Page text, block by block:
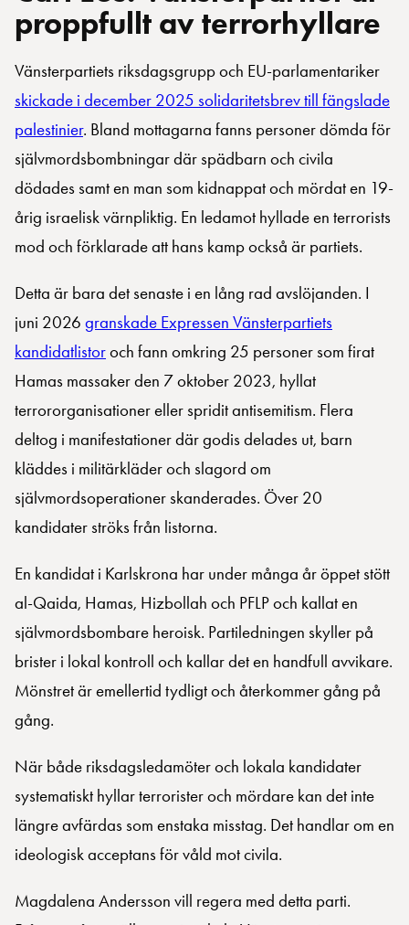
proppfullt av terrorhyllare
Vänsterpartiets riksdagsgrupp och EU-parlamentariker
skickade i december 2025 solidaritetsbrev till fängslade
palestinier. Bland mottagarna fanns personer dömda för
självmordsbombningar där spädbarn och civila
dödades samt en man som kidnappat och mördat en 19-
årig israelisk värnpliktig. En ledamot hyllade en terrorists
mod och förklarade att hans kamp också är partiets.
Detta är bara det senaste i en lång rad avslöjanden. I
juni 2026 granskade Expressen Vänsterpartiets
kandidatlistoroch fann omkring 25 personer som firat
Hamas massaker den 7 oktober 2023, hyllat
terrororganisationer eller spridit antisemitism. Flera
deltog i manifestationer där godis delades ut, barn
kläddes i militärkläder och slagord om
självmordsoperationer skanderades. Över 20
kandidater ströks från listorna.
En kandidat i Karlskrona har under många år öppet stött
al-Qaida, Hamas, Hizbollah och PFLP och kallat en
självmordsbombare heroisk. Partiledningen skyller på
brister i lokal kontroll och kallar det en handfull avvikare.
Mönstret är emellertid tydligt och återkommer gång på
gång.
När både riksdagsledamöter och lokala kandidater
systematiskt hyllar terrorister och mördare kan det inte
längre avfärdas som enstaka misstag. Det handlar om en
ideologisk acceptans för våld mot civila.
Magdalena Andersson vill regera med detta parti.